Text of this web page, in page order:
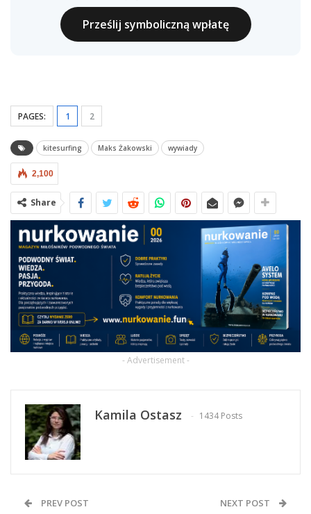
Prześlij symboliczną wpłatę
PAGES: 1 2
kitesurfing Maks Żakowski wywiady
2,100
Share
- Advertisement -
Kamila Ostasz 1434 Posts
PREV POST NEXT POST